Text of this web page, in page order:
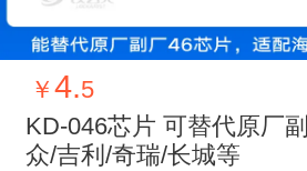
￥4.5
KD-046芯片 可替代原厂
众/吉利/奇瑞/长城等